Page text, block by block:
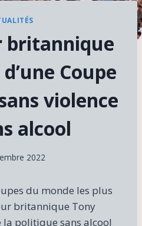
britannique
Coupe
violence
alcool
2022
du monde les plus
britannique Tony
la politique sans alcool